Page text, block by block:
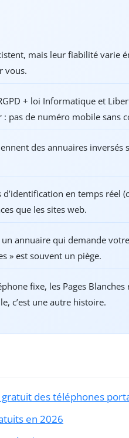
mais leur fiabilité varie
vous.
+ loi Informatique et
pas de numéro mobile sans
des annuaires inversés
en temps réel
que les sites web.
annuaire qui demande
» est souvent un piège.
fixe, les Pages Blanches
c’est une autre histoire.
gratuit des téléphones
en 2026